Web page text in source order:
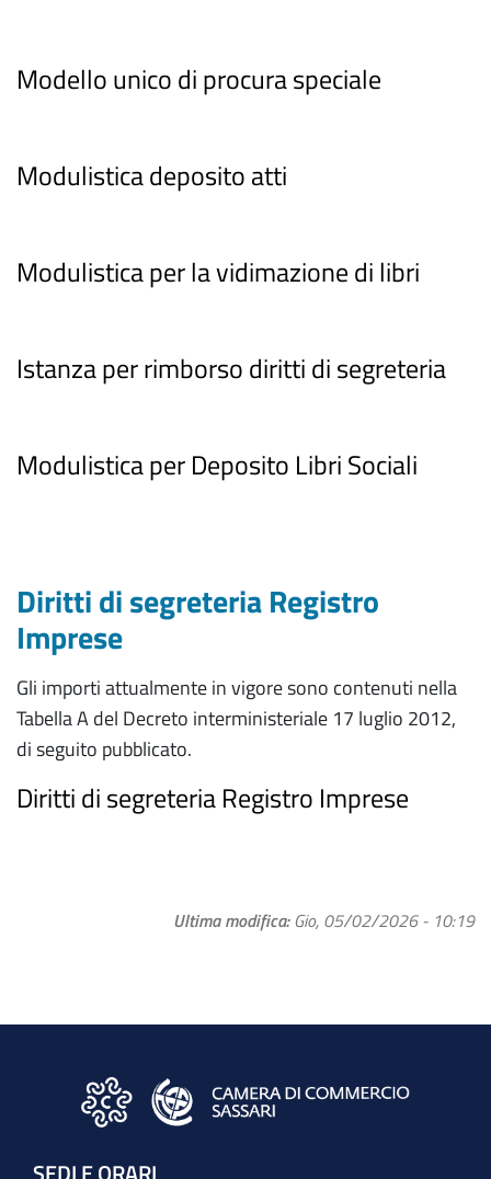
Modello unico di procura speciale
Modulistica deposito atti
Modulistica per la vidimazione di libri
Istanza per rimborso diritti di segreteria
Modulistica per Deposito Libri Sociali
Diritti di segreteria Registro
Imprese
Gli importi attualmente in vigore sono contenuti nella
Tabella A del Decreto interministeriale 17 luglio 2012,
di seguito pubblicato.
Diritti di segreteria Registro Imprese
Ultima modifica Gio, 05/02/2026 - 10:19